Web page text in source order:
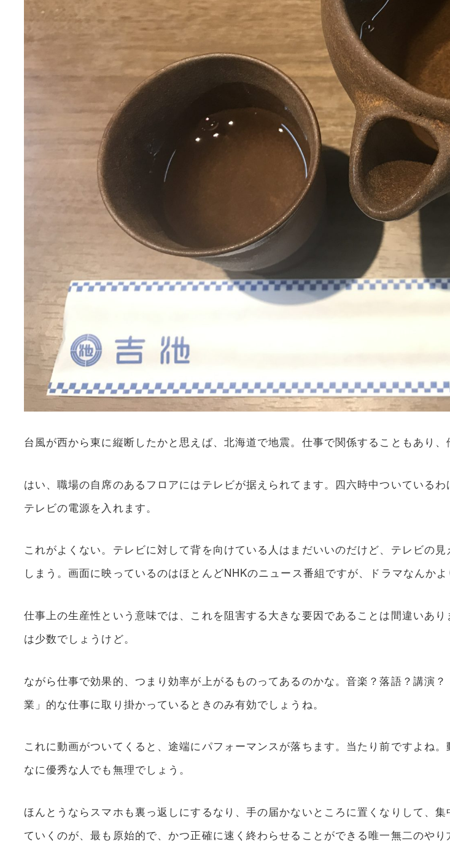
台風が西から東に縦断したかと思えば、北海道で地震。仕事で関係することもあり
はい、職場の自席のあるフロアにはテレビが据えられてます。四六時中ついている
テレビの電源を入れます。
これがよくない。テレビに対して背を向けている人はまだいいのだけど、テレビの
しまう。画面に映っているのはほとんどNHKのニュース番組ですが、ドラマなんかよ
仕事上の生産性という意味では、これを阻害する大きな要因であることは間違いあ
は少数でしょうけど。
ながら仕事で効果的、つまり効率が上がるものってあるのかな。音楽？落語？講
業」的な仕事に取り掛かっているときのみ有効でしょうね。
これに動画がついてくると、途端にパフォーマンスが落ちます。当たり前ですよね
なに優秀な人でも無理でしょう。
ほんとうならスマホも裏っ返しにするなり、手の届かないところに置くなりして、
ていくのが、最も原始的で、かつ正確に速く終わらせることができる唯一無二のや